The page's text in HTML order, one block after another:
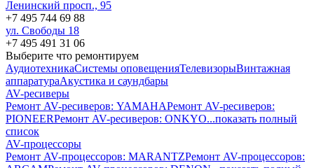
Ленинский просп., 95
+7 495 744 69 88
ул. Свободы 18
+7 495 491 31 06
Выберите что ремонтируем
АудиотехникаСистемы оповещенияТелевизорыВинтажная
аппаратураАкустика и саундбары
AV-ресиверы
Ремонт AV-реcиверов: YAMAHAРемонт AV-реcиверов:
PIONEERРемонт AV-реcиверов: ONKYO...показать полный
список
AV-процессоры
Ремонт AV-процессоров: MARANTZРемонт AV-процессоров: